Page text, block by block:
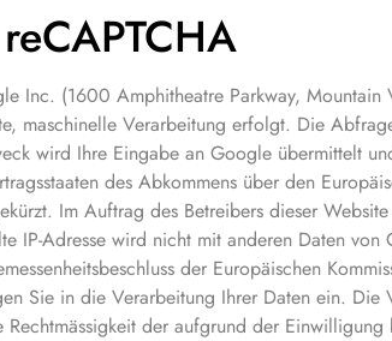
Inc. (1600 Amphitheatre Parkway,
maschinelle Verarbeitung erfolgt. Die
wird Ihre Eingabe an Google übermittelt
des Abkommens über den
Im Auftrag des Betreibers dieser
IP-Adresse wird nicht mit anderen Daten
der Europäischen
Sie in die Verarbeitung Ihrer Daten ein.
der aufgrund der